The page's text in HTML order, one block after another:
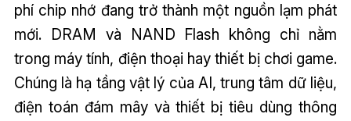
phí chip nhớ đang trở thành một nguồn lạm phát
mới. DRAM và NAND Flash không chỉ nằm
trong máy tính, điện thoại hay thiết bị chơi game.
Chúng là hạ tầng vật lý của AI, trung tâm dữ liệu,
điện toán đám mây và thiết bị tiêu dùng thông